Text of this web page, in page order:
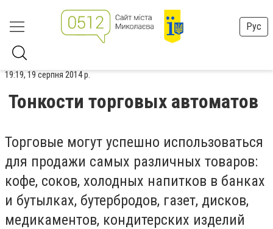
Рус
19:19, 19 серпня 2014 р.
Тонкости торговых автоматов
Торговые могут успешно использоваться
для продажи самых различных товаров:
кофе, соков, холодных напитков в банках
и бутылках, бутербродов, газет, дисков,
медикаментов, кондитерских изделий